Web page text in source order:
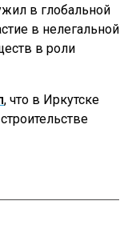
в глобальной
в нелегальной
в роли
, что в Иркутске